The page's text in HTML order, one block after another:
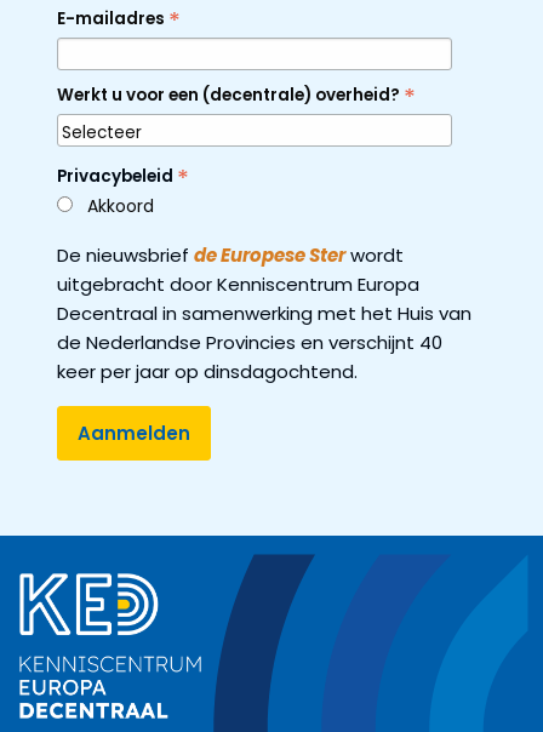
E-mailadres *
Werkt u voor een (decentrale) overheid? *
Privacybeleid *
Akkoord
De nieuwsbrief de Europese Sterwordt
uitgebracht door Kenniscentrum Europa
Decentraal in samenwerking met het Huis van
de Nederlandse Provincies en verschijnt 40
keer per jaar op dinsdagochtend.